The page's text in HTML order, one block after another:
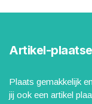
Artikel-
Plaats gemakkelijk
jij ook een artikel